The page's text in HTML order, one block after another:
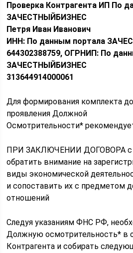
Проверка Контрагента ИП По
ЗАЧЕСТНЫЙБИЗНЕС
Петря Иван Иванович
ИНН: По данным портала
644302388759, ОГРНИП: По
ЗАЧЕСТНЫЙБИЗНЕС
313644914000061
Для формирования комплекта
проявления Должной
Осмотрительности*
ПРИ ЗАКЛЮЧЕНИИ ДОГОВОРА с
обратить внимание на
виды экономической
и сопоставить их с предметом
отношений
Следуя указаниям ФНС РФ,
Должную осмотрительность* в
Контрагента и собирать